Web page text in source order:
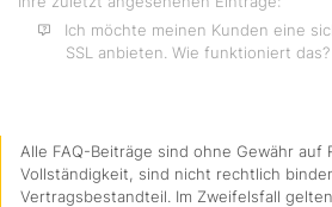
Ich möchte meinen Kunden eine
SSL anbieten. Wie funktioniert das?
Alle FAQ-Beiträge sind ohne Gewähr auf
Vollständigkeit, sind nicht rechtlich
Vertragsbestandteil. Im Zweifelsfall